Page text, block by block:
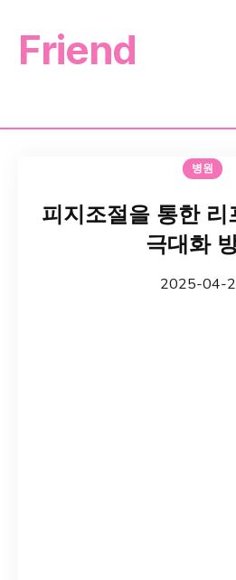
Friend
병원
피지조절을 통한
극대화
2025-04-